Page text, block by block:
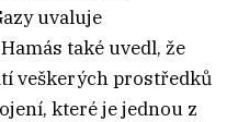
uvaluje
také uvedl, že
veškerých prostředků
které je jednou z